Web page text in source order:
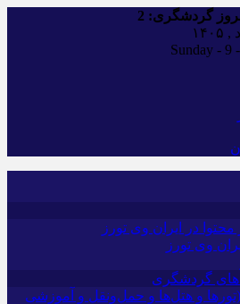
گردشگری:
در ایران وی تورز
وی تورز
گردشگری
و هتل‌ها و حمل‌و‌نقل و آموزشی